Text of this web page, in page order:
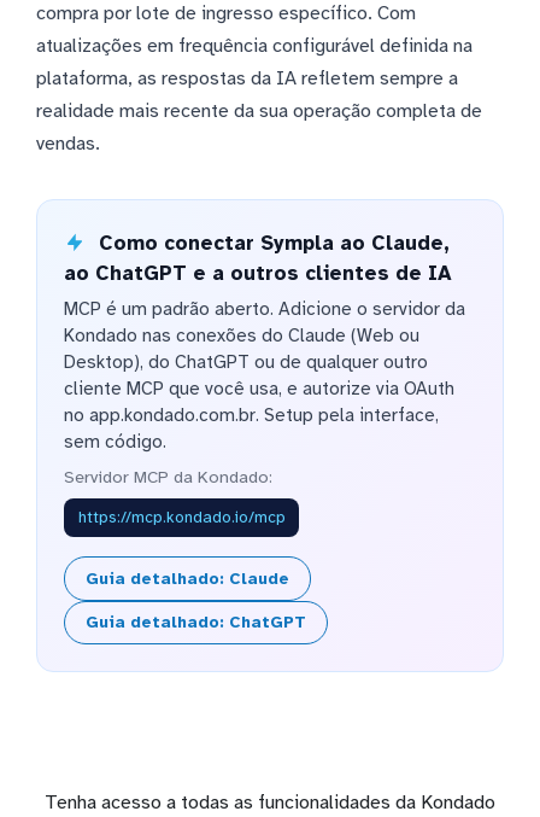
compra por lote de ingresso específico. Com
atualizações em frequência configurável definida na
plataforma, as respostas da IA refletem sempre a
realidade mais recente da sua operação completa de
vendas.
Como conectar Sympla ao Claude,
ao ChatGPT e a outros clientes de IA
MCP é um padrão aberto. Adicione o servidor da
Kondado nas conexões do Claude (Web ou
Desktop), do ChatGPT ou de qualquer outro
cliente MCP que você usa, e autorize via OAuth
no app.kondado.com.br. Setup pela interface,
sem código.
Servidor MCP da Kondado:
https://mcp.kondado.io/mcp
Guia detalhado: Claude
Guia detalhado: ChatGPT
Tenha acesso a todas as funcionalidades da Kondado